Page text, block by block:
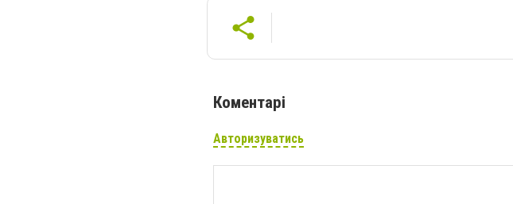
Коментарі
Авторизуватись